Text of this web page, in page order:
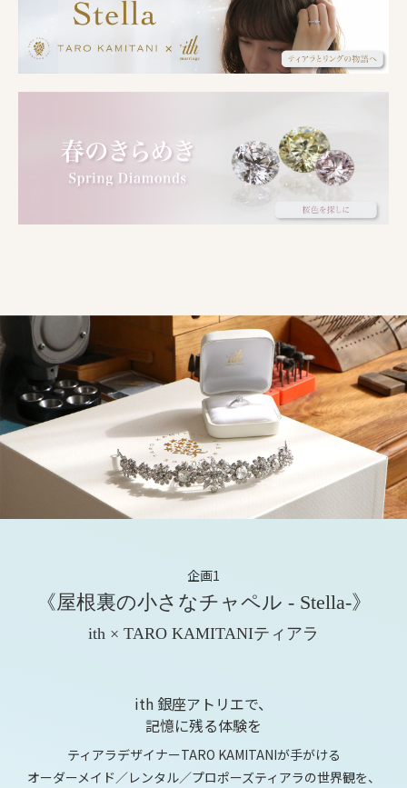
企画1
《屋根裏の小さなチャペル - Stella-》
ith × TARO KAMITANIティアラ
ith 銀座アトリエで、
記憶に残る体験を
ティアラデザイナーTARO KAMITANIが手がける
オーダーメイド／レンタル／プロポーズティアラの世界観を、